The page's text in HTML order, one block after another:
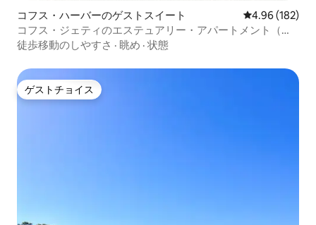
コフス・ハーバーのゲストスイート レビュー182
4.96 (182)
コフス・ジェティのエステュアリー・アパートメント（ま
るまる貸切）
徒歩移動のしやすさ · 眺め · 状態
ゲストチョイス
ゲストチョイス